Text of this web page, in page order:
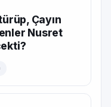
Çayın
Nusret